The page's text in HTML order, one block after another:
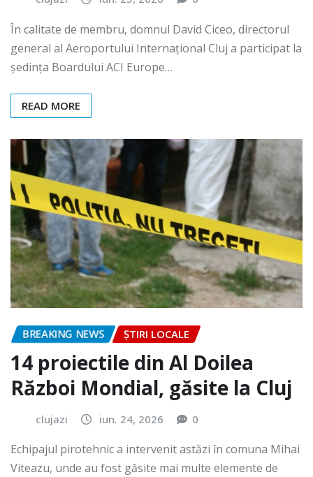
În calitate de membru, domnul David Ciceo, directorul
general al Aeroportului Internațional Cluj a participat la
ședința Boardului ACI Europe…
READ MORE
BREAKING NEWS ȘTIRI LOCALE
14 proiectile din Al Doilea
Război Mondial, găsite la Cluj
clujazi iun. 24, 2026 0
Echipajul pirotehnic a intervenit astăzi în comuna Mihai
Viteazu, unde au fost găsite mai multe elemente de